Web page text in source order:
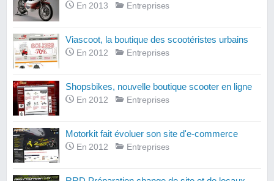
En 2013 Entreprises
Viascoot, la boutique des scootéristes urbains
En 2012 Entreprises
Shopsbikes, nouvelle boutique scooter en ligne
En 2012 Entreprises
Motorkit fait évoluer son site d'e-commerce
En 2012 Entreprises